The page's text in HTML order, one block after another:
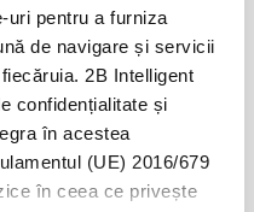
uri pentru a furniza
de navigare și servicii
2B Intelligent
confidențialitate și
în acestea
(UE) 2016/679
în ceea ce privește
& Wellcome